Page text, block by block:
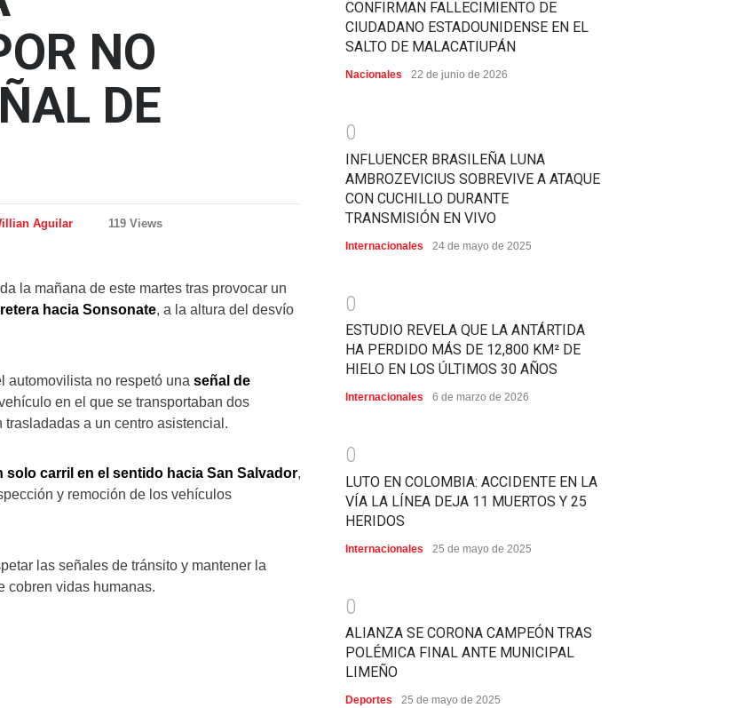
NO
DE
Aguilar 119 Views
la mañana de este martes tras provocar un
hacia Sonsonate, a la altura del desvío
automovilista no respetó una señal de
en el que se transportaban dos
trasladadas a un centro asistencial.
solo carril en el sentido hacia San Salvador,
y remoción de los vehículos
las señales de tránsito y mantener la
cobren vidas humanas.
CONFIRMAN FALLECIMIENTO DE
CIUDADANO ESTADOUNIDENSE EN EL
SALTO DE MALACATIUPÁN
Nacionales 22 de junio de 2026
0
INFLUENCER BRASILEÑA LUNA
AMBROZEVICIUS SOBREVIVE A ATAQUE
CON CUCHILLO DURANTE
TRANSMISIÓN EN VIVO
Internacionales 24 de mayo de 2025
0
ESTUDIO REVELA QUE LA ANTÁRTIDA
HA PERDIDO MÁS DE 12,800 KM² DE
HIELO EN LOS ÚLTIMOS 30 AÑOS
Internacionales 6 de marzo de 2026
0
LUTO EN COLOMBIA: ACCIDENTE EN LA
VÍA LA LÍNEA DEJA 11 MUERTOS Y 25
HERIDOS
Internacionales 25 de mayo de 2025
0
ALIANZA SE CORONA CAMPEÓN TRAS
POLÉMICA FINAL ANTE MUNICIPAL
LIMEÑO
Deportes 25 de mayo de 2025